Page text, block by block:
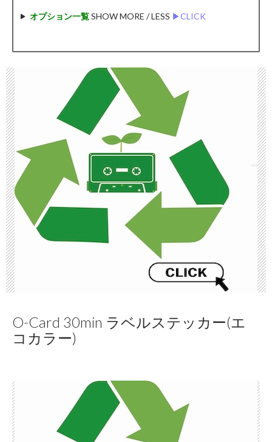
オプション一覧SHOW MORE / LESS ▶︎CLICK
O-Card 30min ラベルステッカー(エ
コカラー)